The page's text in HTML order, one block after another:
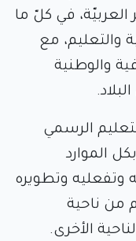
في كلّ ما
والتعليم، مع
والوطنية
الرسمي
الموارد
وتفعليه وتطويره
من ناحية
الأخرى.